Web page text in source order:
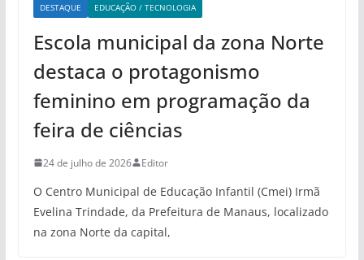
DESTAQUE EDUCAÇÃO / TECNOLOGIA
Escola municipal da zona Norte
destaca o protagonismo
feminino em programação da
feira de ciências
24 de julho de 2026 Editor
O Centro Municipal de Educação Infantil (Cmei) Irmã
Evelina Trindade, da Prefeitura de Manaus, localizado
na zona Norte da capital,